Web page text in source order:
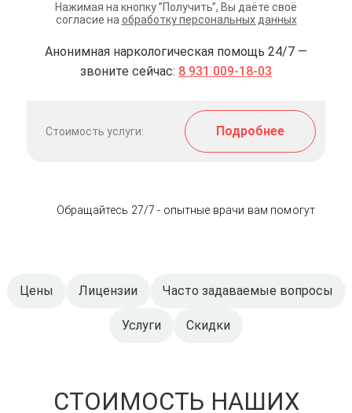
Нажимая на кнопку ”Получить”, Вы даёте своё
согласие на обработку персональных данных
Анонимная наркологическая помощь 24/7 —
звоните сейчас: 8 931 009-18-03
Стоимость услуги: Подробнее
Обращайтесь 27/7 - опытные врачи вам помогут
Цены Лицензии Часто задаваемые вопросы
Услуги Скидки
СТОИМОСТЬ НАШИХ